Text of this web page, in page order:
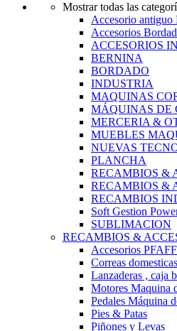
Mostrar todas las
Accesorio
Accesorios
ACCESORIOS
BERNINA
BORDADO
INDUSTRIA
MAQUINAS
MÁQUINAS DE
MERCERIA &
MUEBLES
NUEVAS
PLANCHA
RECAMBIOS &
RECAMBIOS &
RECAMBIOS
Soft Gestion
SUBLIMACION
RECAMBIOS &
Accesorios PFAFF
Correas domesticas
Lanzaderas , caja
Motores Maquina
Pedales Máquina
Pies & Patas
Piñones y Levas